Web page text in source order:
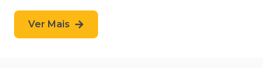
Ver Mais